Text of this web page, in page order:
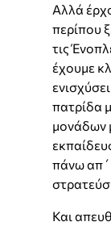
Αλλά
περίπου
τις
έχουμε
πατρίδα
μονάδων
πάνω απ΄
Και